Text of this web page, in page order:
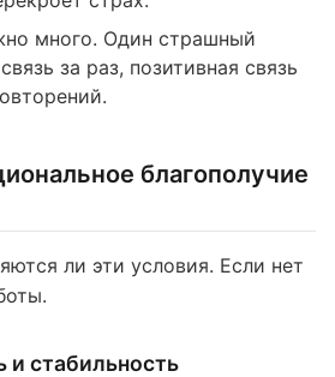
много. Один страшный
за раз, позитивная связь
благополучие
ли эти условия. Если нет
и стабильность